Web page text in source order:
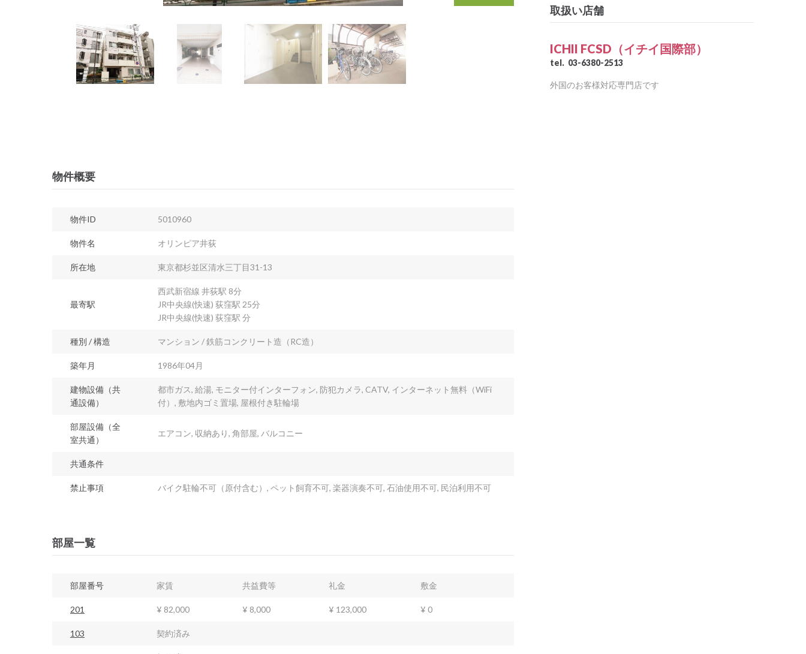
物件概要
物件ID 5010960
物件名 オリンピア井荻
所在地 東京都杉並区清水三丁目31-13
最寄駅
西武新宿線 井荻駅 8分
JR中央線(快速) 荻窪駅 25分
JR中央線(快速) 荻窪駅 分
種別 / 構造 マンション / 鉄筋コンクリート造（RC造）
築年月 1986年04月
建物設備（共
通設備）
都市ガス, 給湯, モニター付インターフォン, 防犯カメラ, CATV, インターネット無料（WiFi
付）, 敷地内ゴミ置場, 屋根付き駐輪場
部屋設備（全
室共通）
エアコン, 収納あり, 角部屋, バルコニー
共通条件
禁止事項 バイク駐輪不可（原付含む）, ペット飼育不可, 楽器演奏不可, 石油使用不可, 民泊利用不可
部屋一覧
部屋番号 家賃 共益費等 礼金 敷金
201 ¥ 82,000 ¥ 8,000 ¥ 123,000 ¥ 0
103 契約済み
取扱い店舗
ICHII FCSD（イチイ国際部）
tel. 03-6380-2513
外国のお客様対応専門店です